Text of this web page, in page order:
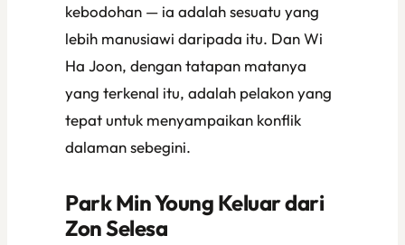
kebodohan — ia adalah sesuatu yang
lebih manusiawi daripada itu. Dan Wi
Ha Joon, dengan tatapan matanya
yang terkenal itu, adalah pelakon yang
tepat untuk menyampaikan konflik
dalaman sebegini.
Park Min Young Keluar dari
Zon Selesa